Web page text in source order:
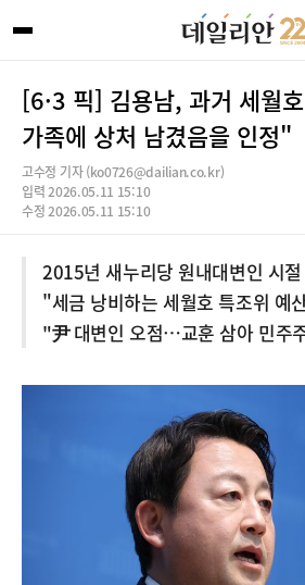
[6·3 픽] 김용남, 과거 세월
가족에 상처 남겼음을 인정"
고수정 기자 (ko0726@dailian.co.kr)
입력 2026.05.11 15:10
수정 2026.05.11 15:10
2015년 새누리당 원내대변인 시
"세금 낭비하는 세월호 특조위 예
"尹 대변인 오점…교훈 삼아 민주